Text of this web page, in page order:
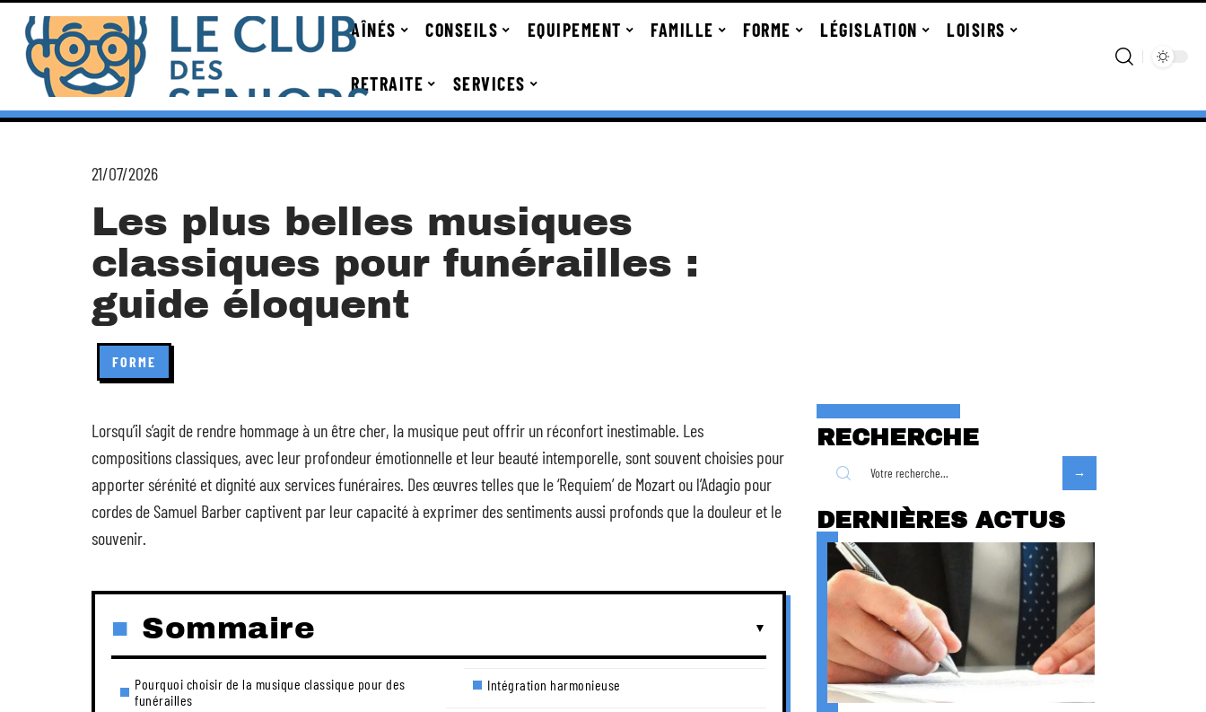
AÎNÉS CONSEILS EQUIPEMENT FAMILLE FORME LÉGISLATION LOISIRS
RETRAITE SERVICES
21/07/2026
Les plus belles musiques
classiques pour funérailles :
guide éloquent
FORME
Lorsqu’il s’agit de rendre hommage à un être cher, la musique peut offrir un réconfort inestimable. Les
compositions classiques, avec leur profondeur émotionnelle et leur beauté intemporelle, sont souvent choisies pour
apporter sérénité et dignité aux services funéraires. Des œuvres telles que le ‘Requiem’ de Mozart ou l’Adagio pour
cordes de Samuel Barber captivent par leur capacité à exprimer des sentiments aussi profonds que la douleur et le
souvenir.
Sommaire
Pourquoi choisir de la musique classique pour des
funérailles
Intégration harmonieuse
RECHERCHE
DERNIÈRES ACTUS